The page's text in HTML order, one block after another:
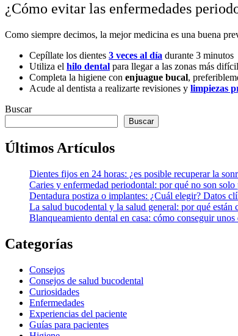
¿Cómo evitar las enfermedades
Como siempre decimos, la mejor medicina es una buena
Cepíllate los dientes 3 veces al día durante 3 minutos
Utiliza el hilo dental para llegar a las zonas más
Completa la higiene con enjuague bucal,
Acude al dentista a realizarte revisiones y limpiezas
Buscar
Buscar
Últimos Artículos
Dientes fijos en 24 horas: ¿es posible recuperar la
Caries y enfermedad periodontal: por qué no son solo
Dentadura postiza o implantes: ¿Cuál elegir? Datos
La salud bucodental y la salud general: por qué están
Blanqueamiento dental en casa: cómo conseguir
Categorías
Consejos
Consejos de salud bucodental
Curiosidades
Enfermedades
Experiencias del paciente
Guías para pacientes